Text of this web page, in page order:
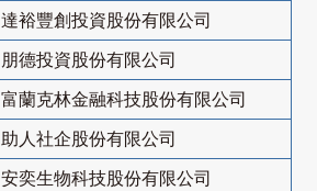
達裕豐創投資股份有限公司
朋德投資股份有限公司
富蘭克林金融科技股份有限公司
助人社企股份有限公司
安奕生物科技股份有限公司